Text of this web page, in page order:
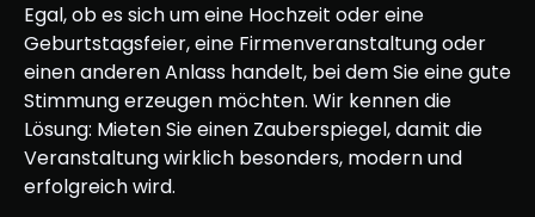
Egal, ob es sich um eine Hochzeit oder eine
Geburtstagsfeier, eine Firmenveranstaltung oder
einen anderen Anlass handelt, bei dem Sie eine gute
Stimmung erzeugen möchten. Wir kennen die
Lösung: Mieten Sie einen Zauberspiegel, damit die
Veranstaltung wirklich besonders, modern und
erfolgreich wird.